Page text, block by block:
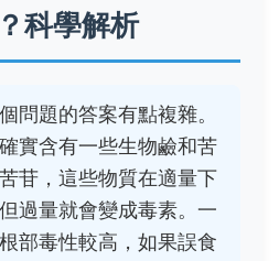
科學解析
問題的答案有點複雜。
實含有一些生物鹼和苦
苷，這些物質在適量下
過量就會變成毒素。一
部毒性較高，如果誤食